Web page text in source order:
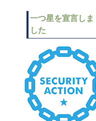
一つ星を宣言しま
した